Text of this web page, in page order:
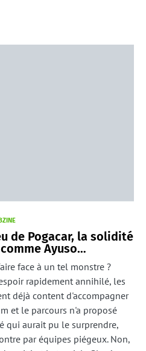
de Pogacar, la solidité
Ayuso…
face à un tel monstre ?
rapidement annihilé, les
déjà content d'accompagner
et le parcours n'a proposé
qui aurait pu le surprendre,
par équipes piégeux. Non,